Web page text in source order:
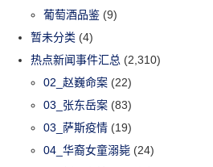
葡萄酒品鉴 (9)
暂未分类 (4)
热点新闻事件汇总 (2,310)
02_赵巍命案 (22)
03_张东岳案 (83)
03_萨斯疫情 (19)
04_华裔女童溺毙 (24)